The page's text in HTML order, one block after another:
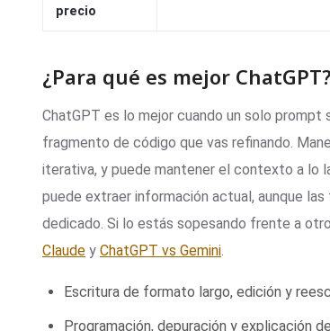
precio
¿Para qué es mejor ChatGPT?
ChatGPT es lo mejor cuando un solo prompt
fragmento de código que vas refinando.
iterativa, y puede mantener el contexto a lo
puede extraer información actual, aunque
dedicado. Si lo estás sopesando frente a
Claude yChatGPT vs Gemini
Escritura de formato largo, edición y
Programación, depuración y explicación